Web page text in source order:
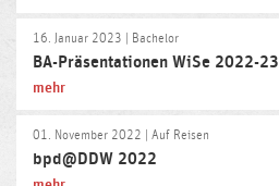
16. Januar 2023 | Bachelor
BA-Präsentationen WiSe 2022-23
mehr
01. November 2022 | Auf Reisen
bpd@DDW 2022